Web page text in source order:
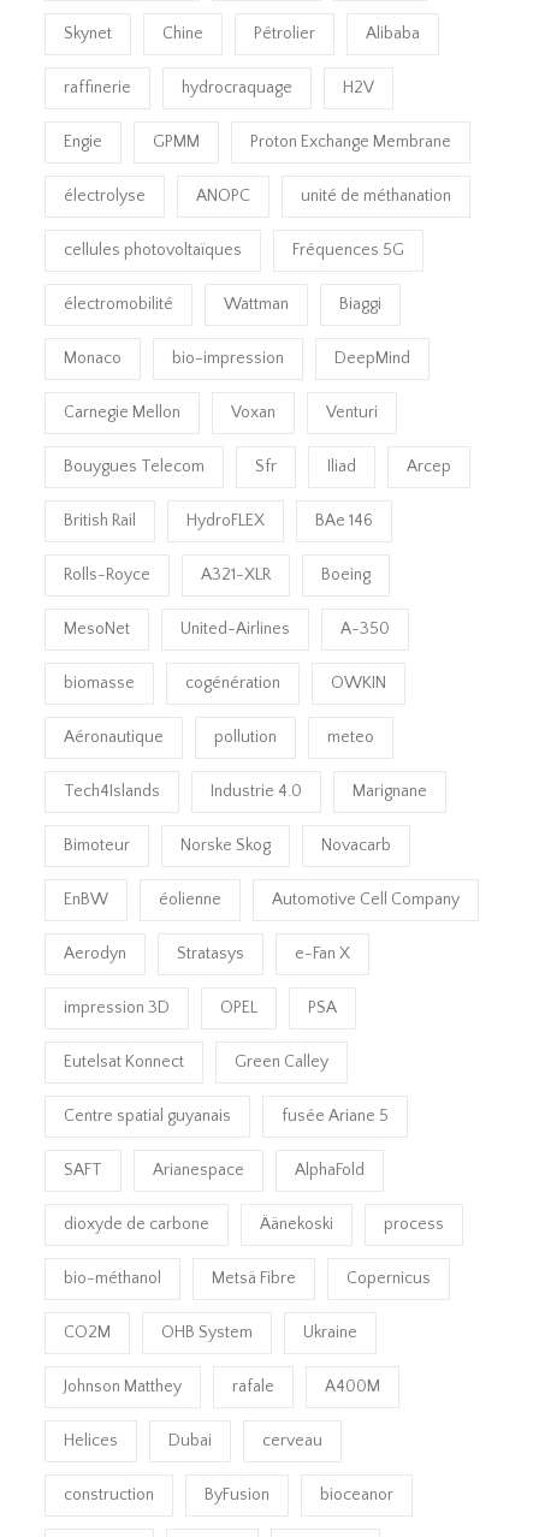
Skynet Chine Pétrolier Alibaba
raffinerie hydrocraquage H2V
Engie GPMM Proton Exchange Membrane
électrolyse ANOPC unité de méthanation
cellules photovoltaïques Fréquences 5G
électromobilité Wattman Biaggi
Monaco bio-impression DeepMind
Carnegie Mellon Voxan Venturi
Bouygues Telecom Sfr Iliad Arcep
British Rail HydroFLEX BAe 146
Rolls-Royce A321-XLR Boeing
MesoNet United-Airlines A-350
biomasse cogénération OWKIN
Aéronautique pollution meteo
Tech4Islands Industrie 4.0 Marignane
Bimoteur Norske Skog Novacarb
EnBW éolienne Automotive Cell Company
Aerodyn Stratasys e-Fan X
impression 3D OPEL PSA
Eutelsat Konnect Green Calley
Centre spatial guyanais fusée Ariane 5
SAFT Arianespace AlphaFold
dioxyde de carbone Äänekoski process
bio-méthanol Metsä Fibre Copernicus
CO2M OHB System Ukraine
Johnson Matthey rafale A400M
Helices Dubai cerveau
construction ByFusion bioceanor